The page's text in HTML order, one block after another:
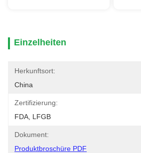
Einzelheiten
Herkunftsort:
China
Zertifizierung:
FDA, LFGB
Dokument:
Produktbroschüre PDF